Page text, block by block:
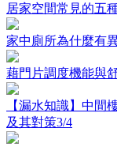
居家空間常見的五
家中廁所為什麼有
藉門片調度機能與
【漏水知識】中間
及其對策3/4